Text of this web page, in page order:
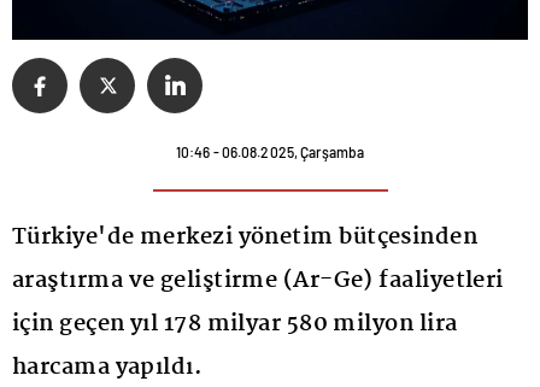
10:46 - 06.08.2025, Çarşamba
Türkiye'de merkezi yönetim bütçesinden
araştırma ve geliştirme (Ar-Ge) faaliyetleri
için geçen yıl 178 milyar 580 milyon lira
harcama yapıldı.